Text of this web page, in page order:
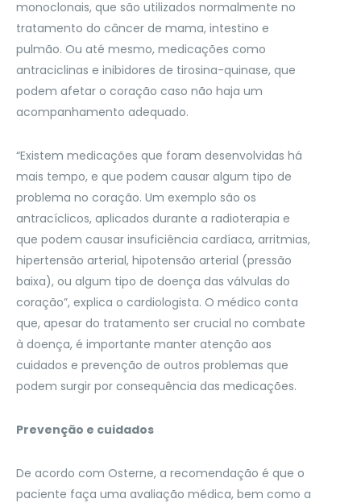
monoclonais, que são utilizados normalmente no
tratamento do câncer de mama, intestino e
pulmão. Ou até mesmo, medicações como
antraciclinas e inibidores de tirosina-quinase, que
podem afetar o coração caso não haja um
acompanhamento adequado.
“Existem medicações que foram desenvolvidas há
mais tempo, e que podem causar algum tipo de
problema no coração. Um exemplo são os
antracíclicos, aplicados durante a radioterapia e
que podem causar insuficiência cardíaca, arritmias,
hipertensão arterial, hipotensão arterial (pressão
baixa), ou algum tipo de doença das válvulas do
coração”, explica o cardiologista. O médico conta
que, apesar do tratamento ser crucial no combate
à doença, é importante manter atenção aos
cuidados e prevenção de outros problemas que
podem surgir por consequência das medicações.
Prevenção e cuidados
De acordo com Osterne, a recomendação é que o
paciente faça uma avaliação médica, bem como a